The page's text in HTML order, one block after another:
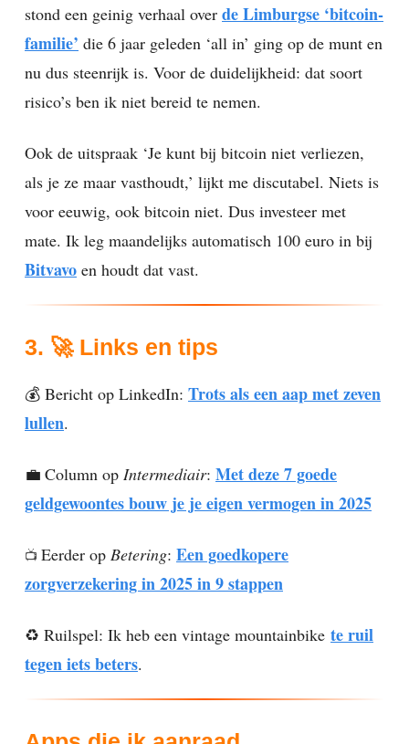
stond een geinig verhaal over de Limburgse ‘bitcoin-
familie’ die 6 jaar geleden ‘all in’ ging op de munt en
nu dus steenrijk is. Voor de duidelijkheid: dat soort
risico’s ben ik niet bereid te nemen.
Ook de uitspraak ‘Je kunt bij bitcoin niet verliezen,
als je ze maar vasthoudt,’ lijkt me discutabel. Niets is
voor eeuwig, ook bitcoin niet. Dus investeer met
mate. Ik leg maandelijks automatisch 100 euro in bij
Bitvavo en houdt dat vast.
3. 🚀Links en tips
💰 Bericht op LinkedIn: Trots als een aap met zeven
lullen.
💼 Column op Intermediair: Met deze 7 goede
geldgewoontes bouw je je eigen vermogen in 2025
📺 Eerder op Betering: Een goedkopere
zorgverzekering in 2025 in 9 stappen
♻️ Ruilspel: Ik heb een vintage mountainbike te ruil
tegen iets beters.